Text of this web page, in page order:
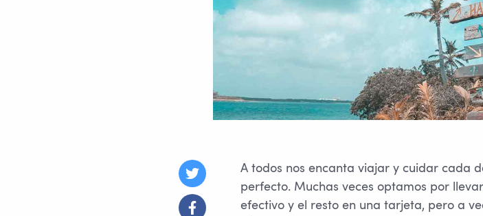
A todos nos encanta viajar y cuidar cada
perfecto. Muchas veces optamos por
efectivo y el resto en una tarjeta, pero a